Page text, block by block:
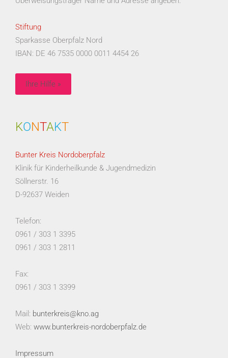
Stiftung
Sparkasse Oberpfalz Nord
IBAN: DE 46 7535 0000 0011 4454 26
Ihre Hilfe »
KONTAKT
Bunter Kreis Nordoberpfalz
Klinik für Kinderheilkunde & Jugendmedizin
Söllnerstr. 16
D-92637 Weiden
Telefon:
0961 / 303 1 3395
0961 / 303 1 2811
Fax:
0961 / 303 1 3399
Mail: bunterkreis@kno.ag
Web: www.bunterkreis-nordoberpfalz.de
Impressum